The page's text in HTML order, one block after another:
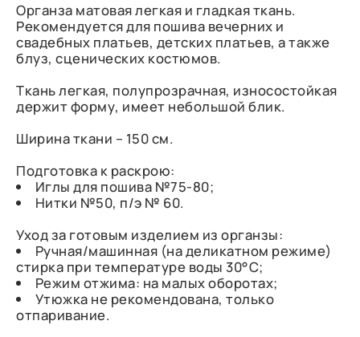
Органза матовая легкая и гладкая ткань.
Рекомендуется для пошива вечерних и
свадебных платьев, детских платьев, а также
блуз, сценических костюмов.
Ткань легкая, полупрозрачная, износостойкая
держит форму, имеет небольшой блик.
Ширина ткани – 150 см.
Подготовка к раскрою:
Иглы для пошива №75-80;
Нитки №50, п/э № 60.
Уход за готовым изделием из органзы:
Ручная/машинная (на деликатном режиме)
стирка при температуре воды 30°C;
Режим отжима: на малых оборотах;
Утюжка не рекомендована, только
отпаривание.